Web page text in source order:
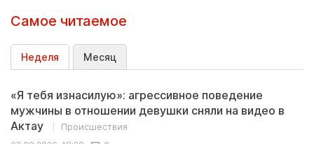
Самое читаемое
Неделя Месяц
«Я тебя изнасилую»: агрессивное поведение
мужчины в отношении девушки сняли на видео в
Актау
Происшествия